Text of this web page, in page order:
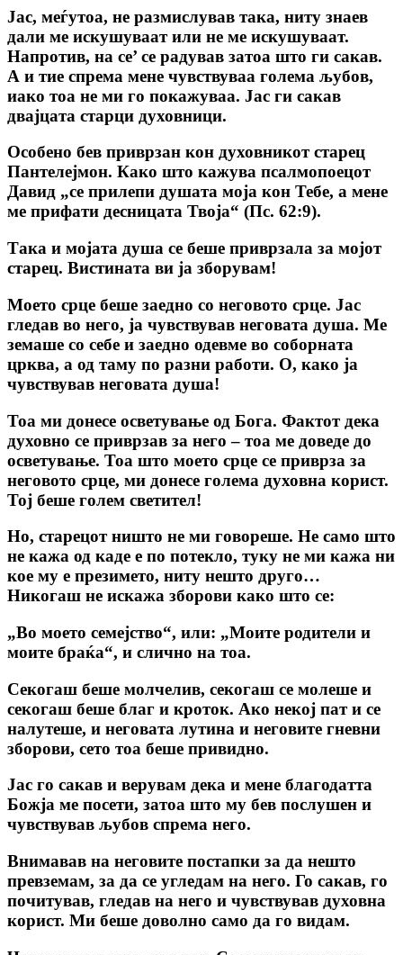
Јас, меѓутоа, не размислував така, ниту знаев
дали ме искушуваат или не ме искушуваат.
Напротив, на се’ се радував затоа што ги сакав.
А и тие спрема мене чувствуваа голема љубов,
иако тоа не ми го покажуваа. Јас ги сакав
двајцата старци духовници.
Особено бев приврзан кон духовникот старец
Пантелејмон. Како што кажува псалмопоецот
Давид „се прилепи душата моја кон Тебе, а мене
ме прифати десницата Твоја“ (Пс. 62:9).
Така и мојата душа се беше приврзала за мојот
старец. Вистината ви ја зборувам!
Моето срце беше заедно со неговото срце. Јас
гледав во него, ја чувствував неговата душа. Ме
земаше со себе и заедно одевме во соборната
црква, а од таму пo разни работи. О, како ја
чувствував неговата душа!
Тоа ми донесе осветување од Бога. Фактот дека
духовно се приврзав за него – тоа ме доведе до
осветување. Тоа што моето срце се приврза за
неговото срце, ми донесе голема духовна корист.
Тој беше голем светител!
Но, старецот ништо не ми говореше. Не само што
не кажа од каде е по потекло, туку не ми кажа ни
кое му е презимето, ниту нешто друго…
Никогаш не искажа зборови како што се:
„Во моето семејство“, или: „Моите родители и
моите браќа“, и слично на тоа.
Секогаш беше молчелив, секогаш се молеше и
секогаш беше благ и кроток. Ако некој пат и се
налутеше, и неговата лутина и неговите гневни
зборови, сето тоа беше привидно.
Јас го сакав и верувам дека и мене благодатта
Божја ме посети, затоа што му бев послушен и
чувствував љубов спрема него.
Внимавав на неговите постапки за да нешто
превземам, за да се угледам на него. Го сакав, го
почитував, гледав на него и чувствував духовна
корист. Ми беше доволно само да го видам.